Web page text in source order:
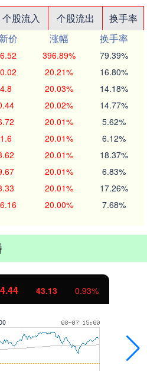
个股流入 个股流出
换手率
价 涨幅
换手率
396.89% 79.39%
20.21% 16.80%
20.03% 14.18%
20.02% 14.77%
20.01% 5.62%
20.01% 6.12%
20.01% 18.37%
20.01% 6.83%
20.01% 17.26%
20.00% 7.68%
11.37 1.01%